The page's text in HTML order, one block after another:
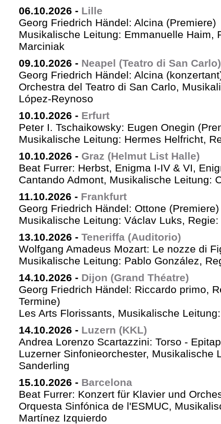
06.10.2026 - Lille
Georg Friedrich Händel: Alcina (Premiere)
Musikalische Leitung: Emmanuelle Haim,
Marciniak
09.10.2026 - Neapel (Teatro di San Carlo)
Georg Friedrich Händel: Alcina
Orchestra del Teatro di San Carlo,
López-Reynoso
10.10.2026 - Erfurt
Peter I. Tschaikowsky: Eugen Onegin
Musikalische Leitung: Hermes Helfricht,
10.10.2026 - Graz (Helmut List Halle)
Beat Furrer: Herbst, Enigma I-IV & VI,
Cantando Admont, Musikalische Leitung:
11.10.2026 - Frankfurt
Georg Friedrich Händel: Ottone (Premiere)
Musikalische Leitung: Václav Luks,
13.10.2026 - Teneriffa (Auditorio)
Wolfgang Amadeus Mozart: Le nozze di
Musikalische Leitung: Pablo González,
14.10.2026 - Dijon (Grand Théatre)
Georg Friedrich Händel: Riccardo primo,
Termine)
Les Arts Florissants, Musikalische
14.10.2026 - Luzern (KKL)
Andrea Lorenzo Scartazzini: Torso -
Luzerner Sinfonieorchester, Musikalische
Sanderling
15.10.2026 - Barcelona
Beat Furrer: Konzert für Klavier und
Orquesta Sinfónica de l'ESMUC,
Martínez Izquierdo